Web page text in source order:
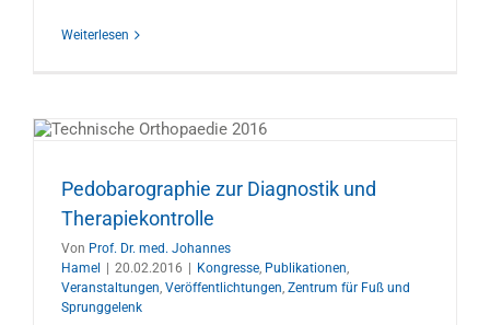
Weiterlesen
Pedobarographie zur Diagnostik und
Therapiekontrolle
Von Prof. Dr. med. Johannes
Hamel
20.02.2016 Kongresse, Publikationen,
Veranstaltungen, Veröffentlichtungen, Zentrum für Fuß und
Sprunggelenk